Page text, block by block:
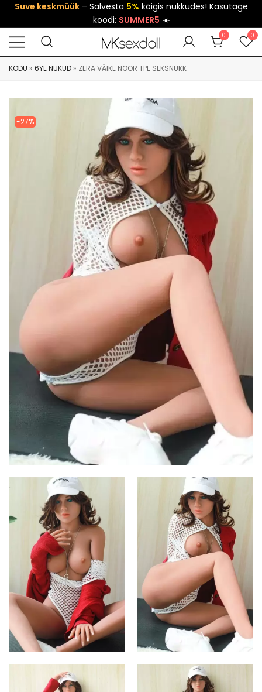
Suve keskmüük– Salvesta 5% kõigis nukkudes! Kasutage
koodi: SUMMER5 ☀️
0 0
KODU » 6YE NUKUD » ZERA VÄIKE NOOR TPE SEKSNUKK
-27%